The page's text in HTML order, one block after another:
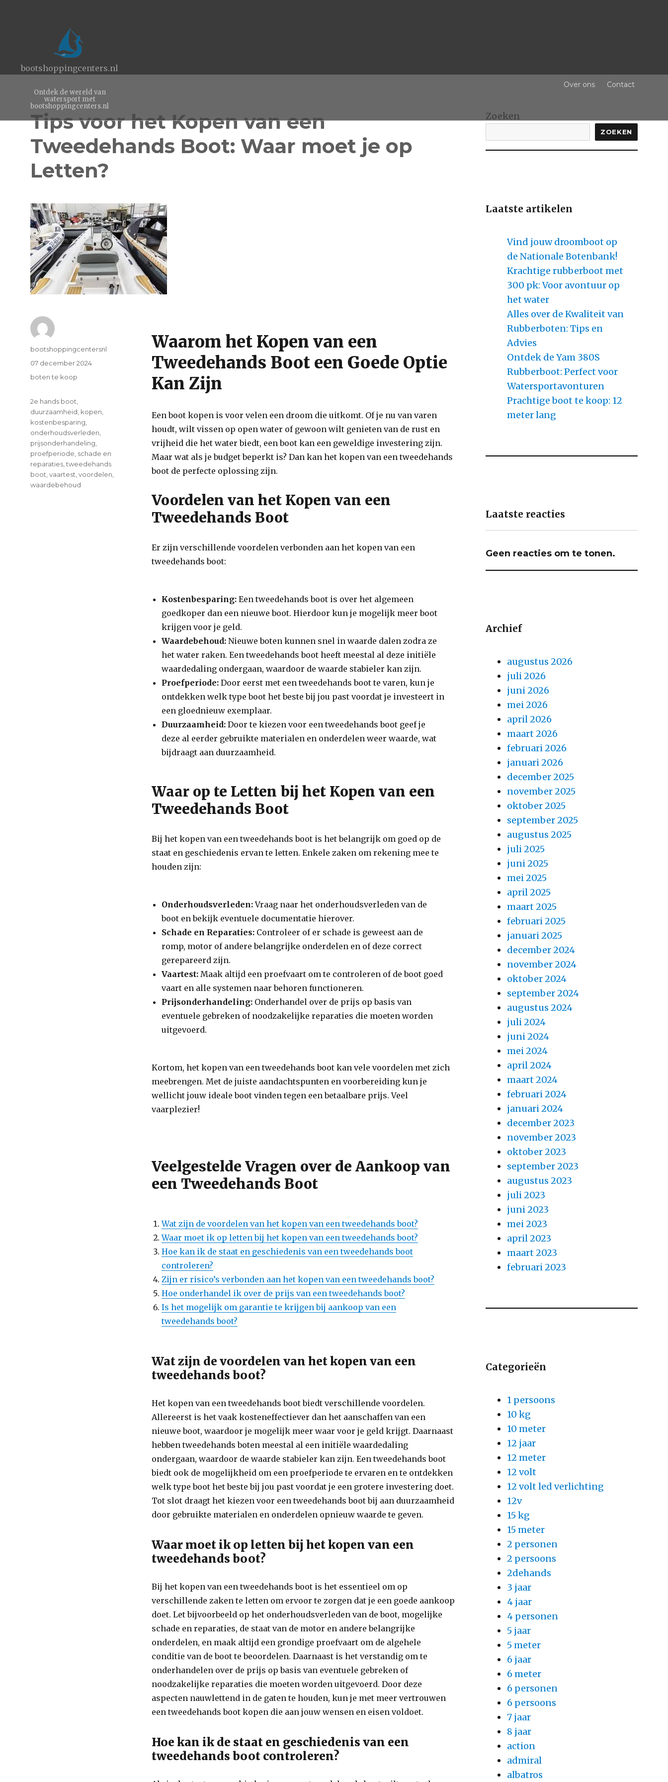
bootshoppingcenters.nl
Ontdek de wereld van
watersport met
bootshoppingcenters.nl
Over ons Contact
Tips voor het Kopen van een
Tweedehands Boot: Waar moet je op
Letten?
Waarom het Kopen van een
Tweedehands Boot een Goede Optie
Kan Zijn
Een boot kopen is voor velen een droom die uitkomt. Of je nu van varen
houdt, wilt vissen op open water of gewoon wilt genieten van de rust en
vrijheid die het water biedt, een boot kan een geweldige investering zijn.
Maar wat als je budget beperkt is? Dan kan het kopen van een tweedehands
boot de perfecte oplossing zijn.
Voordelen van het Kopen van een
Tweedehands Boot
Er zijn verschillende voordelen verbonden aan het kopen van een
tweedehands boot:
Kostenbesparing: Een tweedehands boot is over het algemeen
goedkoper dan een nieuwe boot. Hierdoor kun je mogelijk meer boot
krijgen voor je geld.
Waardebehoud: Nieuwe boten kunnen snel in waarde dalen zodra ze
het water raken. Een tweedehands boot heeft meestal al deze initiële
waardedaling ondergaan, waardoor de waarde stabieler kan zijn.
Proefperiode: Door eerst met een tweedehands boot te varen, kun je
ontdekken welk type boot het beste bij jou past voordat je investeert in
een gloednieuw exemplaar.
Duurzaamheid: Door te kiezen voor een tweedehands boot geef je
deze al eerder gebruikte materialen en onderdelen weer waarde, wat
bijdraagt aan duurzaamheid.
Waar op te Letten bij het Kopen van een
Tweedehands Boot
Bij het kopen van een tweedehands boot is het belangrijk om goed op de
staat en geschiedenis ervan te letten. Enkele zaken om rekening mee te
houden zijn:
Onderhoudsverleden:Vraag naar het onderhoudsverleden van de
boot en bekijk eventuele documentatie hierover.
Schade en Reparaties: Controleer of er schade is geweest aan de
romp, motor of andere belangrijke onderdelen en of deze correct
gerepareerd zijn.
Vaartest: Maak altijd een proefvaart om te controleren of de boot goed
vaart en alle systemen naar behoren functioneren.
Prijsonderhandeling: Onderhandel over de prijs op basis van
eventuele gebreken of noodzakelijke reparaties die moeten worden
uitgevoerd.
Kortom, het kopen van een tweedehands boot kan vele voordelen met zich
meebrengen. Met de juiste aandachtspunten en voorbereiding kun je
wellicht jouw ideale boot vinden tegen een betaalbare prijs. Veel
vaarplezier!
Veelgestelde Vragen over de Aankoop van
een Tweedehands Boot
Wat zijn de voordelen van het kopen van een tweedehands boot?
Waar moet ik op letten bij het kopen van een tweedehands boot?
Hoe kan ik de staat en geschiedenis van een tweedehands boot
controleren?
Zijn er risico’s verbonden aan het kopen van een tweedehands boot?
Hoe onderhandel ik over de prijs van een tweedehands boot?
Is het mogelijk om garantie te krijgen bij aankoop van een
tweedehands boot?
Wat zijn de voordelen van het kopen van een
tweedehands boot?
Het kopen van een tweedehands boot biedt verschillende voordelen.
Allereerst is het vaak kosteneffectiever dan het aanschaffen van een
nieuwe boot, waardoor je mogelijk meer waar voor je geld krijgt. Daarnaast
hebben tweedehands boten meestal al een initiële waardedaling
ondergaan, waardoor de waarde stabieler kan zijn. Een tweedehands boot
biedt ook de mogelijkheid om een proefperiode te ervaren en te ontdekken
welk type boot het beste bij jou past voordat je een grotere investering doet.
Tot slot draagt het kiezen voor een tweedehands boot bij aan duurzaamheid
door gebruikte materialen en onderdelen opnieuw waarde te geven.
Waar moet ik op letten bij het kopen van een
tweedehands boot?
Bij het kopen van een tweedehands boot is het essentieel om op
verschillende zaken te letten om ervoor te zorgen dat je een goede aankoop
doet. Let bijvoorbeeld op het onderhoudsverleden van de boot, mogelijke
schade en reparaties, de staat van de motor en andere belangrijke
onderdelen, en maak altijd een grondige proefvaart om de algehele
conditie van de boot te beoordelen. Daarnaast is het verstandig om te
onderhandelen over de prijs op basis van eventuele gebreken of
noodzakelijke reparaties die moeten worden uitgevoerd. Door deze
aspecten nauwlettend in de gaten te houden, kun je met meer vertrouwen
een tweedehands boot kopen die aan jouw wensen en eisen voldoet.
Hoe kan ik de staat en geschiedenis van een
tweedehands boot controleren?
Author
bootshoppingcentersnl
Posted
on
07 december 2024
Categories
boten te koop
Tags
2e hands boot
duurzaamheid kopen
kostenbesparing
onderhoudsverleden
prijsonderhandeling
proefperiode schade en
reparaties ,tweedehands
boot ,vaartest ,voordelen
waardebehoud
Zoeken
ZOEKEN
Laatste artikelen
Vind jouw droomboot op
de Nationale Botenbank!
Krachtige rubberboot met
300 pk: Voor avontuur op
het water
Alles over de Kwaliteit van
Rubberboten: Tips en
Advies
Ontdek de Yam 380S
Rubberboot: Perfect voor
Watersportavonturen
Prachtige boot te koop: 12
meter lang
Laatste reacties
Geen reacties om te tonen.
Archief
augustus 2026
juli 2026
juni 2026
mei 2026
april 2026
maart 2026
februari 2026
januari 2026
december 2025
november 2025
oktober 2025
september 2025
augustus 2025
juli 2025
juni 2025
mei 2025
april 2025
maart 2025
februari 2025
januari 2025
december 2024
november 2024
oktober 2024
september 2024
augustus 2024
juli 2024
juni 2024
mei 2024
april 2024
maart 2024
februari 2024
januari 2024
december 2023
november 2023
oktober 2023
september 2023
augustus 2023
juli 2023
juni 2023
mei 2023
april 2023
maart 2023
februari 2023
Categorieën
1 persoons
10 kg
10 meter
12 jaar
12 meter
12 volt
12 volt led verlichting
12v
15 kg
15 meter
2 personen
2 persoons
2dehands
3 jaar
4 jaar
4 personen
5 jaar
5 meter
6 jaar
6 meter
6 personen
6 persoons
7 jaar
8 jaar
action
admiral
albatros